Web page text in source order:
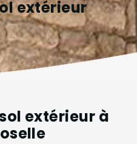
extérieur
extérieur à